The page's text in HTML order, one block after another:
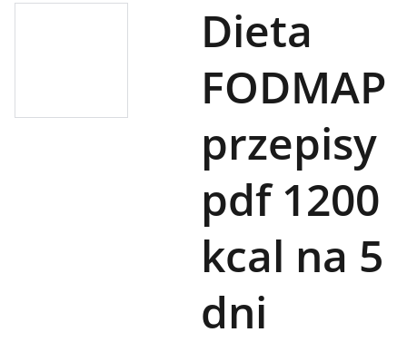
Dieta
FODMAP
przepisy
pdf 1200
kcal na 5
dni